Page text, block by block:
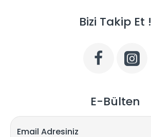
Bizi Takip Et !
E-Bülten